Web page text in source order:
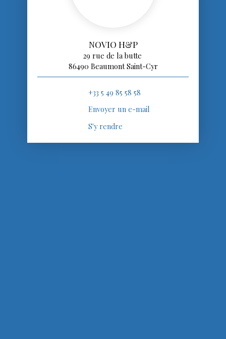
NOVIO H&P
29 rue de la butte
86490 Beaumont Saint-Cyr
+33 5 49 85 58 58
Envoyer un e-mail
S'y rendre